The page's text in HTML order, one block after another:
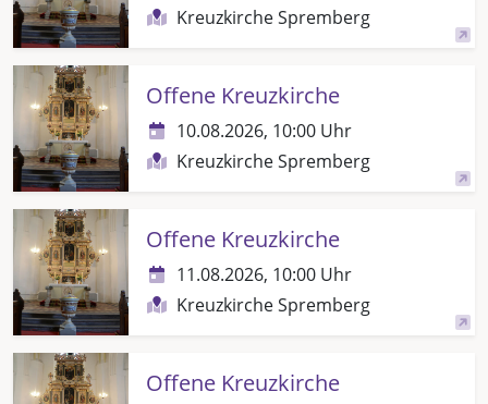
Kreuzkirche Spremberg
Offene Kreuzkirche
10.08.2026, 10:00 Uhr
Kreuzkirche Spremberg
Offene Kreuzkirche
11.08.2026, 10:00 Uhr
Kreuzkirche Spremberg
Offene Kreuzkirche